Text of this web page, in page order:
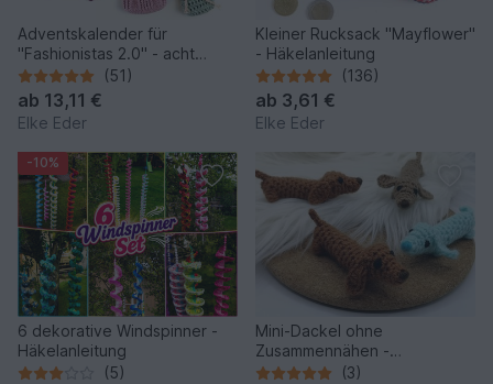
Adventskalender für
"Fashionistas 2.0" - acht
zauberhafte Modelle
(51)
ab 13,11 €
Elke Eder
Kleiner Rucksack "Mayflower"
- Häkelanleitung
(136)
ab 3,61 €
Elke Eder
-10%
6 dekorative Windspinner -
Häkelanleitung
(5)
Mini-Dackel ohne
Zusammennähen -
Häkelanleitung von NiggyArts
(3)